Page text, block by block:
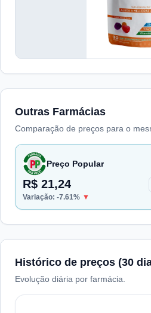
Outras Farmácias
Comparação de preços para o
Preço Popular
R$ 21,24
Variação: -7.61% ▼
Histórico de preços (30
Evolução diária por farmácia.